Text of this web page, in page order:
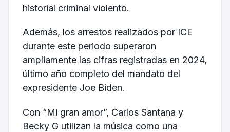
historial criminal violento.
Además, los arrestos realizados por ICE
durante este periodo superaron
ampliamente las cifras registradas en 2024,
último año completo del mandato del
expresidente Joe Biden.
Con “Mi gran amor”, Carlos Santana y
Becky G utilizan la música como una